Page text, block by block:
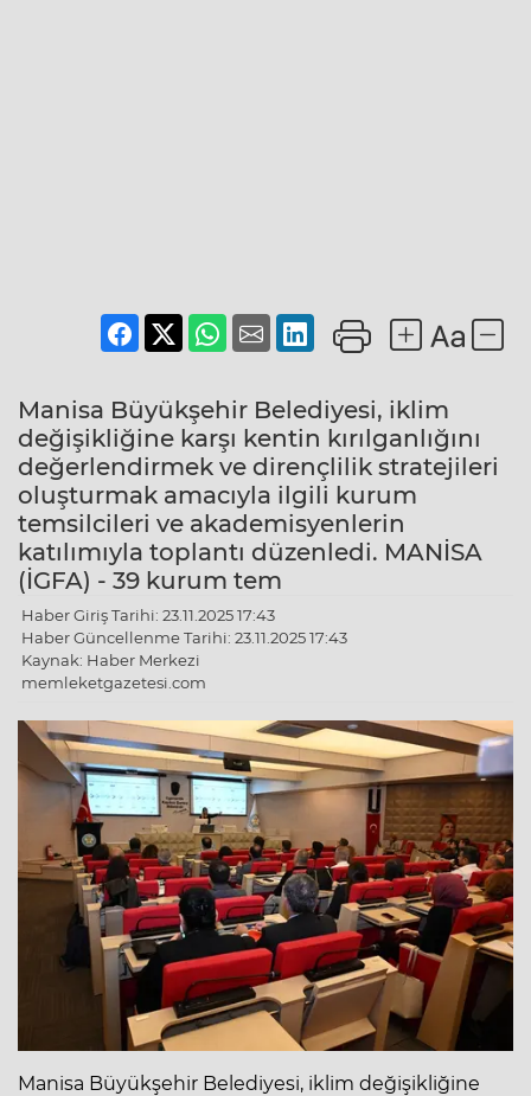
Manisa Büyükşehir Belediyesi, iklim
değişikliğine karşı kentin kırılganlığını
değerlendirmek ve dirençlilik stratejileri
oluşturmak amacıyla ilgili kurum
temsilcileri ve akademisyenlerin
katılımıyla toplantı düzenledi. MANİSA
(İGFA) - 39 kurum tem
Haber Giriş Tarihi: 23.11.2025 17:43
Haber Güncellenme Tarihi: 23.11.2025 17:43
Kaynak: Haber Merkezi
memleketgazetesi.com
Manisa Büyükşehir Belediyesi, iklim değişikliğine